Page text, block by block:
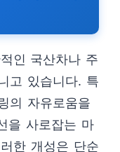
인 국산차나 주
고 있습니다. 특
의 자유로움을
을 사로잡는 마
한 개성은 단순